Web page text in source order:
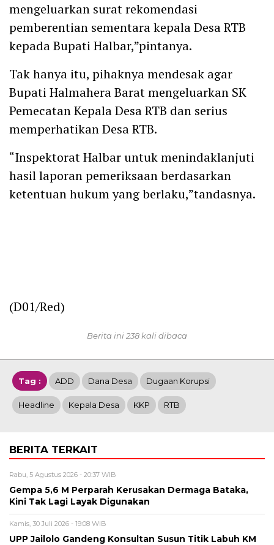
mengeluarkan surat rekomendasi
pemberentian sementara kepala Desa RTB
kepada Bupati Halbar,”pintanya.
Tak hanya itu, pihaknya mendesak agar
Bupati Halmahera Barat mengeluarkan SK
Pemecatan Kepala Desa RTB dan serius
memperhatikan Desa RTB.
“Inspektorat Halbar untuk menindaklanjuti
hasil laporan pemeriksaan berdasarkan
ketentuan hukum yang berlaku,”tandasnya.
(D01/Red)
Berita ini 238 kali dibaca
Tag : ADD Dana Desa Dugaan Korupsi
Headline Kepala Desa KKP RTB
BERITA TERKAIT
Rabu, 5 Agustus 2026 - 20:37 WIB
Gempa 5,6 M Perparah Kerusakan Dermaga Bataka,
Kini Tak Lagi Layak Digunakan
Kamis, 30 Juli 2026 - 19:08 WIB
UPP Jailolo Gandeng Konsultan Susun Titik Labuh KM